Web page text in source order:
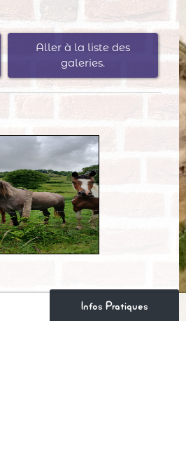
Aller à la liste des
galeries.
Infos Pratiques